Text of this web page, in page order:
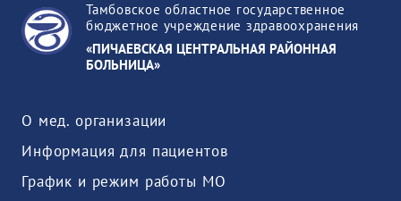
Тамбовское областное государственное
бюджетное учреждение здравоохранения
«ПИЧАЕВСКАЯ ЦЕНТРАЛЬНАЯ РАЙОННАЯ
БОЛЬНИЦА»
О мед. организации
Информация для пациентов
График и режим работы МО